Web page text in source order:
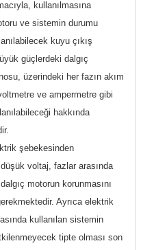
kullanılmasına
ve sistemin durumu
kuyu çıkış
güçlerdeki dalgıç
üzerindeki her fazın akım
ve ampermetre gibi
hakkında
şebekesinden
voltaj, fazlar arasında
motorun korunmasını
Ayrıca elektrik
kullanılan sistemin
tipte olması son